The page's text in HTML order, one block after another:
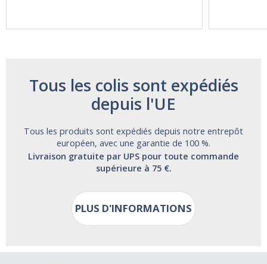
Tous les colis sont expédiés
depuis l'UE
Tous les produits sont expédiés depuis notre entrepôt
européen, avec une garantie de 100 %.
Livraison gratuite par UPS pour toute commande
supérieure à 75 €.
PLUS D'INFORMATIONS